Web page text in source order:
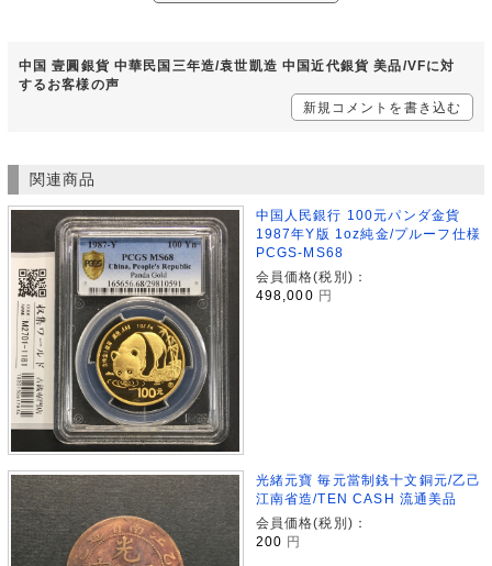
中国 壹圓銀貨 中華民国三年造/袁世凱造 中国近代銀貨 美品/VFに対
するお客様の声
新規コメントを書き込む
関連商品
中国人民銀行 100元パンダ金貨
1987年Y版 1oz純金/プルーフ仕様
PCGS-MS68
会員価格(税別)：
498,000 円
光緒元寶 毎元當制銭十文銅元/乙己
江南省造/TEN CASH 流通美品
会員価格(税別)：
200 円